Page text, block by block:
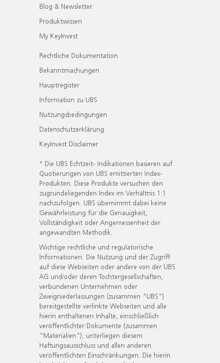
Blog & Newsletter
Produktwissen
My KeyInvest
Rechtliche Dokumentation
Bekanntmachungen
Hauptregister
Information zu UBS
Nutzungsbedingungen
Datenschutzerklärung
KeyInvest Disclaimer
* Die UBS Echtzeit- Indikationen basieren auf
Quotierungen von UBS emittierten Index-
Produkten. Diese Produkte versuchen den
zugrundeliegenden Index im Verhältnis 1:1
nachzufolgen. UBS übernimmt dabei keine
Gewährleistung für die Genauigkeit,
Vollständigkeit oder Angemessenheit der
angewandten Methodik.
Wichtige rechtliche und regulatorische
Informationen. Die Nutzung und der Zugriff
auf diese Webseiten oder andere von der UBS
AG und/oder deren Tochtergesellschaften,
verbundenen Unternehmen oder
Zweigniederlassungen (zusammen "UBS")
bereitgestellte verlinkte Webseiten und alle
hierin enthaltenen Inhalte, einschließlich
veröffentlichter Dokumente (zusammen
"Materialien"), unterliegen diesem
Haftungsausschluss und allen anderen
veröffentlichten Einschränkungen. Die hierin